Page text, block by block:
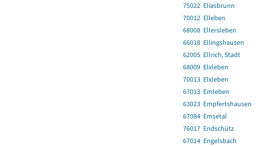
75022 Eliasbrunn
70012 Elleben
68008 Ellersleben
66018 Ellingshausen
62005 Ellrich, Stadt
68009 Elxleben
70013 Elxleben
67013 Emleben
63023 Empfertshausen
67084 Emsetal
76017 Endschütz
67014 Engelsbach